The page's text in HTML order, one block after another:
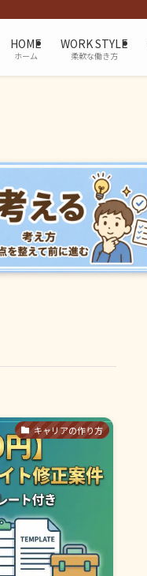
HOME
ホーム
WORK STYLE
柔軟な働き方
キャリアの作り方